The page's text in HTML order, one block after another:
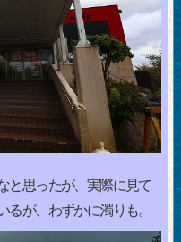
と思ったが、実際に見て
が、わずかに濁りも。